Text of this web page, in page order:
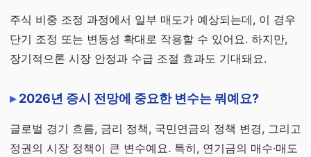
주식 비중 조정 과정에서 일부 매도가 예상되는데, 이 경우
단기 조정 또는 변동성 확대로 작용할 수 있어요. 하지만,
장기적으론 시장 안정과 수급 조절 효과도 기대돼요.
2026년 증시 전망에 중요한 변수는 뭐예요?
글로벌 경기 흐름, 금리 정책, 국민연금의 정책 변경, 그리고
정권의 시장 정책이 큰 변수예요. 특히, 연기금의 매수·매도